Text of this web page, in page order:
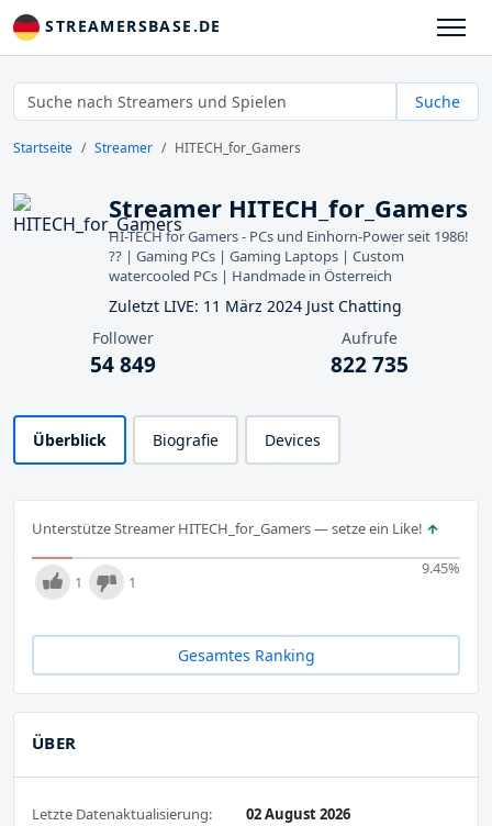
STREAMERSBASE.DE
Suche
Startseite Streamer HITECH_for_Gamers
Streamer HITECH_for_Gamers
HI-TECH for Gamers - PCs und Einhorn-Power seit 1986!
?? | Gaming PCs | Gaming Laptops | Custom
watercooled PCs | Handmade in Österreich
Zuletzt LIVE: 11 März 2024 Just Chatting
Follower
54 849
Aufrufe
822 735
Überblick Biografie Devices
Unterstütze Streamer HITECH_for_Gamers — setze ein Like!
9.45%
1 1
Gesamtes Ranking
ÜBER
Letzte Datenaktualisierung:
02 August 2026